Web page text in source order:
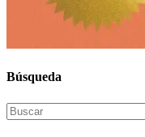
Búsqueda
Search
for: